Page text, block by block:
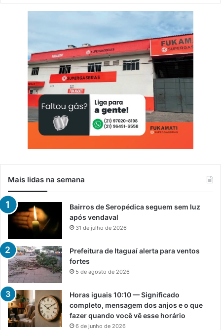
Mais lidas na semana
Bairros de Seropédica seguem sem luz
após vendaval
31 de julho de 2026
Prefeitura de Itaguaí alerta para ventos
fortes
5 de agosto de 2026
Horas iguais 10:10 — Significado
completo, mensagem dos anjos e o que
fazer quando você vê esse horário
6 de junho de 2026